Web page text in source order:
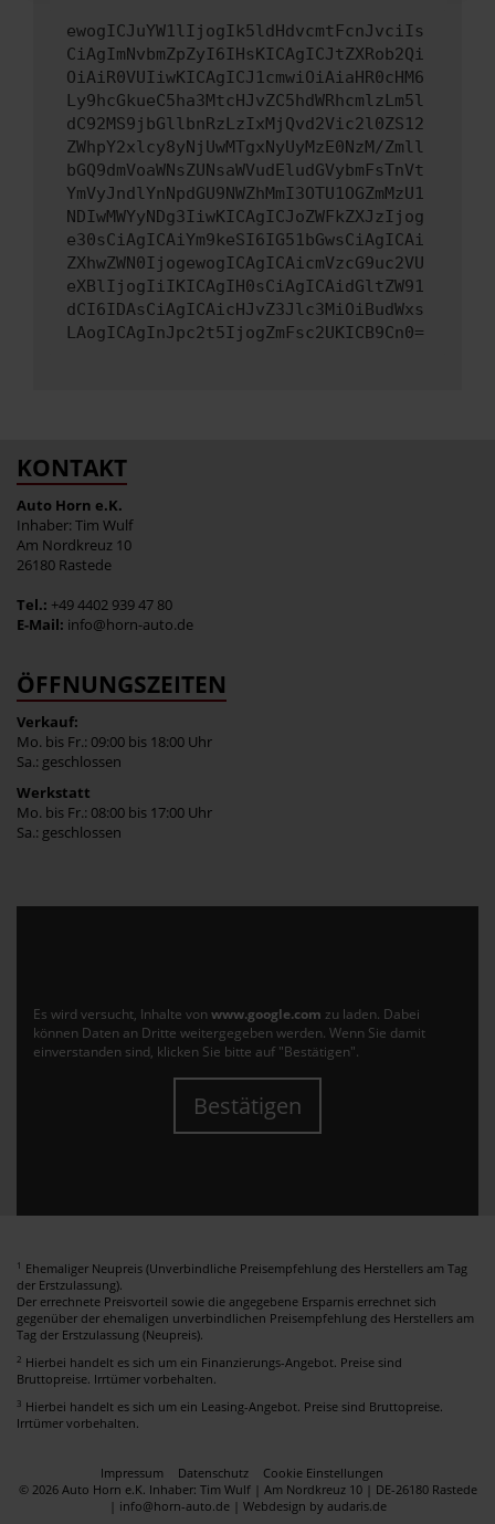
ewogICJuYW1lIjogIk5ldHdvcmtFcnJvciIs
CiAgImNvbmZpZyI6IHsKICAgICJtZXRob2Qi
OiAiR0VUIiwKICAgICJ1cmwiOiAiaHR0cHM6
Ly9hcGkueC5ha3MtcHJvZC5hdWRhcmlzLm5l
dC92MS9jbGllbnRzLzIxMjQvd2Vic2l0ZS12
ZWhpY2xlcy8yNjUwMTgxNyUyMzE0NzM/Zmll
bGQ9dmVoaWNsZUNsaWVudEludGVybmFsTnVt
YmVyJndlYnNpdGU9NWZhMmI3OTU1OGZmMzU1
NDIwMWYyNDg3IiwKICAgICJoZWFkZXJzIjog
e30sCiAgICAiYm9keSI6IG51bGwsCiAgICAi
ZXhwZWN0IjogewogICAgICAicmVzcG9uc2VU
eXBlIjogIiIKICAgIH0sCiAgICAidGltZW91
dCI6IDAsCiAgICAicHJvZ3Jlc3MiOiBudWxs
LAogICAgInJpc2t5IjogZmFsc2UKICB9Cn0=
KONTAKT
Auto Horn e.K.
Inhaber: Tim Wulf
Am Nordkreuz 10
26180 Rastede
Tel.: +49 4402 939 47 80
E-Mail: info@horn-auto.de
ÖFFNUNGSZEITEN
Verkauf:
Mo. bis Fr.: 09:00 bis 18:00 Uhr
Sa.: geschlossen
Werkstatt
Mo. bis Fr.: 08:00 bis 17:00 Uhr
Sa.: geschlossen
Es wird versucht, Inhalte von www.google.com zu laden. Dabei
können Daten an Dritte weitergegeben werden. Wenn Sie damit
einverstanden sind, klicken Sie bitte auf "Bestätigen".
Bestätigen
1 Ehemaliger Neupreis (Unverbindliche Preisempfehlung des Herstellers am Tag
der Erstzulassung).
Der errechnete Preisvorteil sowie die angegebene Ersparnis errechnet sich
gegenüber der ehemaligen unverbindlichen Preisempfehlung des Herstellers am
Tag der Erstzulassung (Neupreis).
2 Hierbei handelt es sich um ein Finanzierungs-Angebot. Preise sind
Bruttopreise. Irrtümer vorbehalten.
3 Hierbei handelt es sich um ein Leasing-Angebot. Preise sind Bruttopreise.
Irrtümer vorbehalten.
Impressum Datenschutz
Cookie Einstellungen
© 2026 Auto Horn e.K. Inhaber: Tim Wulf | Am Nordkreuz 10 | DE-26180 Rastede
| info@horn-auto.de | Webdesign by audaris.de